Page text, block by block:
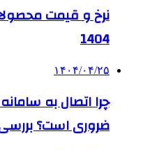
نرخ و قیمت
1404
۱۴۰۴/۰۴/۲۵
چرا اتصال به
ضروری است؟